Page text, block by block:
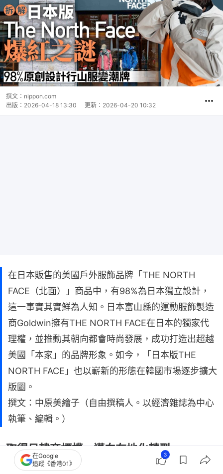
撰文： nippon.com
出版： 2026-04-18 13:30 更新： 2026-04-20 10:32
在日本販售的美國戶外服飾品牌「THE NORTH
FACE（北面）」商品中，有98%為日本獨立設計，
這一事實其實鮮為人知。日本富山縣的運動服飾製造
商Goldwin擁有THE NORTH FACE在日本的獨家代
理權，並推動其朝向都會時尚發展，成功打造出超越
美國「本家」的品牌形象。如今，「日本版THE
NORTH FACE」也以嶄新的形態在韓國市場逐步擴大
版圖。
撰文：中原美繪子（自由撰稿人。以經濟雜誌為中心
執筆、編輯。）
取得日韓商標權 邁向在地化轉型
THE NORTH FACE誕生於美國加州。其戶外服飾與
在Google
追蹤《香港01》
3